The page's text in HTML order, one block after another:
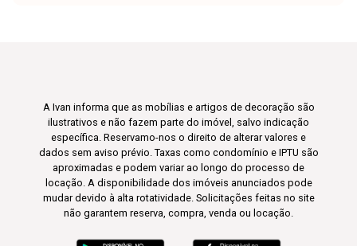
A Ivan informa que as mobílias e artigos de decoração são
ilustrativos e não fazem parte do imóvel, salvo indicação
específica. Reservamo-nos o direito de alterar valores e
dados sem aviso prévio. Taxas como condomínio e IPTU são
aproximadas e podem variar ao longo do processo de
locação. A disponibilidade dos imóveis anunciados pode
mudar devido à alta rotatividade. Solicitações feitas no site
não garantem reserva, compra, venda ou locação.